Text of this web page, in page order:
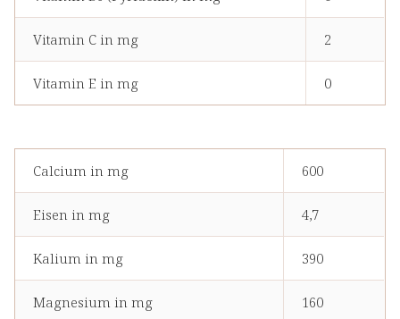
Vitamin C in mg 2
Vitamin E in mg 0
Calcium in mg 600
Eisen in mg 4,7
Kalium in mg 390
Magnesium in mg 160